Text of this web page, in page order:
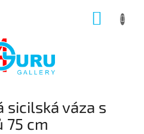
sicilská váza s
75 cm